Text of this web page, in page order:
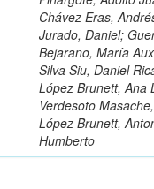
Chávez Eras,
Jurado, Daniel;
Bejarano, María
Silva Siu, Daniel
López Brunett, Ana
Verdesoto
López Brunett,
Humberto